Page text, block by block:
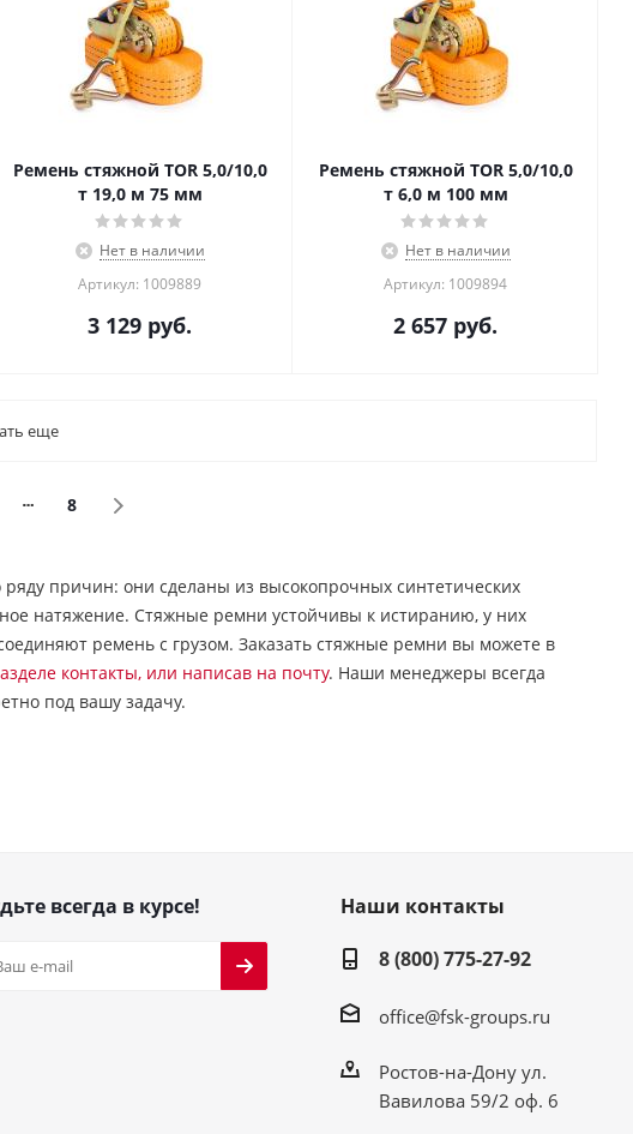
Ремень стяжной TOR 5,0/10,0
т 19,0 м 75 мм
Нет в наличии
Артикул: 1009889
3 129 руб.
Ремень стяжной TOR 5,0/10,0
т 6,0 м 100 мм
Нет в наличии
Артикул: 1009894
2 657 руб.
еще
8
причин: они сделаны из высокопрочных синтетических
натяжение. Стяжные ремни устойчивы к истиранию, у них
ремень с грузом. Заказать стяжные ремни вы можете в
контакты, или написав на почту. Наши менеджеры всегда
под вашу задачу.
всегда в курсе!
Наши контакты
8 (800) 775-27-92
office@fsk-groups.ru
Ростов-на-Дону ул.
Вавилова 59/2 оф. 6